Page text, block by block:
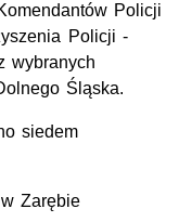
Policji
Policji -
wybranych
Śląska.
siedem
Zarębie